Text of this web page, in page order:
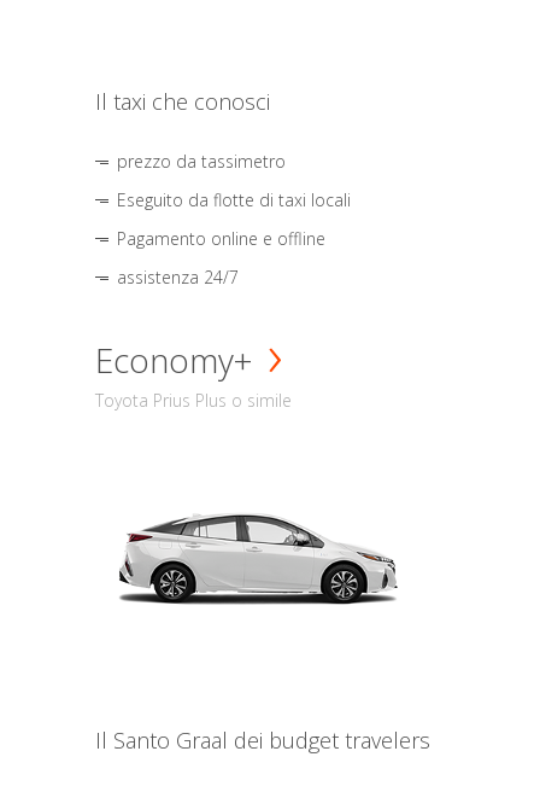
Il taxi che conosci
prezzo da tassimetro
Eseguito da flotte di taxi locali
Pagamento online e offline
assistenza 24/7
Economy+
Toyota Prius Plus o simile
Il Santo Graal dei budget travelers